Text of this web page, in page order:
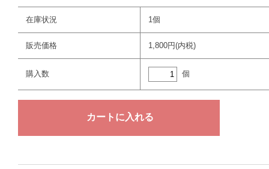
在庫状況 1個
販売価格 1,800円(内税)
購入数 個